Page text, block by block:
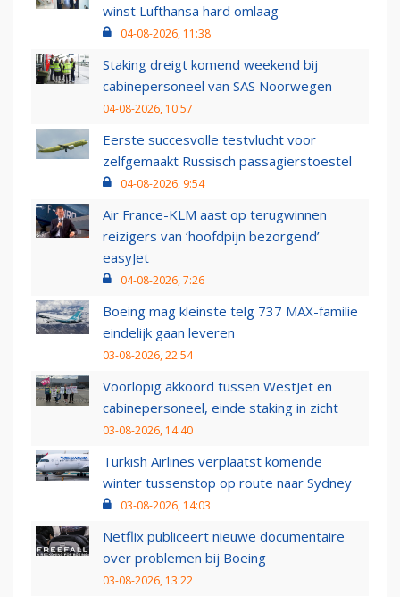
winst Lufthansa hard omlaag
04-08-2026, 11:38
Staking dreigt komend weekend bij
cabinepersoneel van SAS Noorwegen
04-08-2026, 10:57
Eerste succesvolle testvlucht voor
zelfgemaakt Russisch passagierstoestel
04-08-2026, 9:54
Air France-KLM aast op terugwinnen
reizigers van ‘hoofdpijn bezorgend’
easyJet
04-08-2026, 7:26
Boeing mag kleinste telg 737 MAX-familie
eindelijk gaan leveren
03-08-2026, 22:54
Voorlopig akkoord tussen WestJet en
cabinepersoneel, einde staking in zicht
03-08-2026, 14:40
Turkish Airlines verplaatst komende
winter tussenstop op route naar Sydney
03-08-2026, 14:03
Netflix publiceert nieuwe documentaire
over problemen bij Boeing
03-08-2026, 13:22